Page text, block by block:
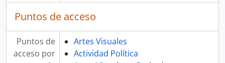
Puntos de acceso
Puntos de
acceso por
Artes Visuales
Actividad Política